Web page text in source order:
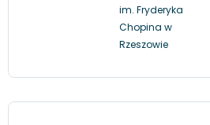
im. Fryderyka
Chopina w
Rzeszowie